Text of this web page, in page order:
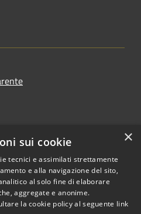
Copyright © 2026 • Comune di
La Thuile • Powered by
×
sui cookie
tecnici e assimilati strettamente
e alla navigazione del sito,
al solo fine di elaborare
aggregate e anonime.
la cookie policy al seguente link